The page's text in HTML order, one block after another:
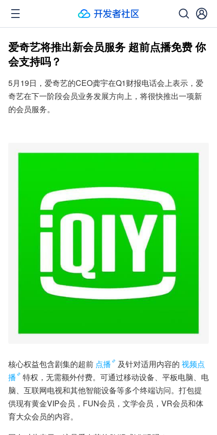
爱奇艺将推出新会员服务 超前点播免费 你
会支持吗？
5月19日，爱奇艺的CEO龚宇在Q1财报电话会上表示，爱
奇艺在下一阶段会员业务发展方向上，将很快推出一项新
的会员服务。
核心权益包含剧集的超前 点播 及针对适用内容的 视频点
播
特权，无需额外付费。可通过移动设备、平板电脑、电
脑、互联网电视和其他智能设备等多个终端访问。打包提
供现有黄金VIP会员，FUN会员，文学会员，VR会员和体
育大众会员的内容。